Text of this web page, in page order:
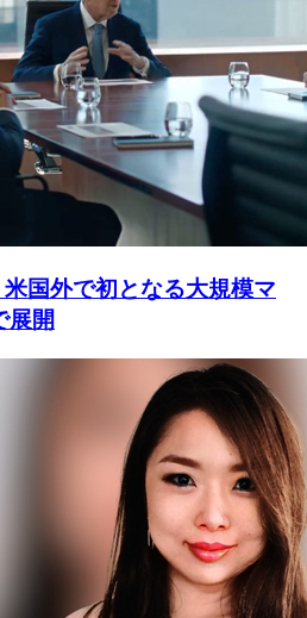
国外で初となる大規模マ
展開